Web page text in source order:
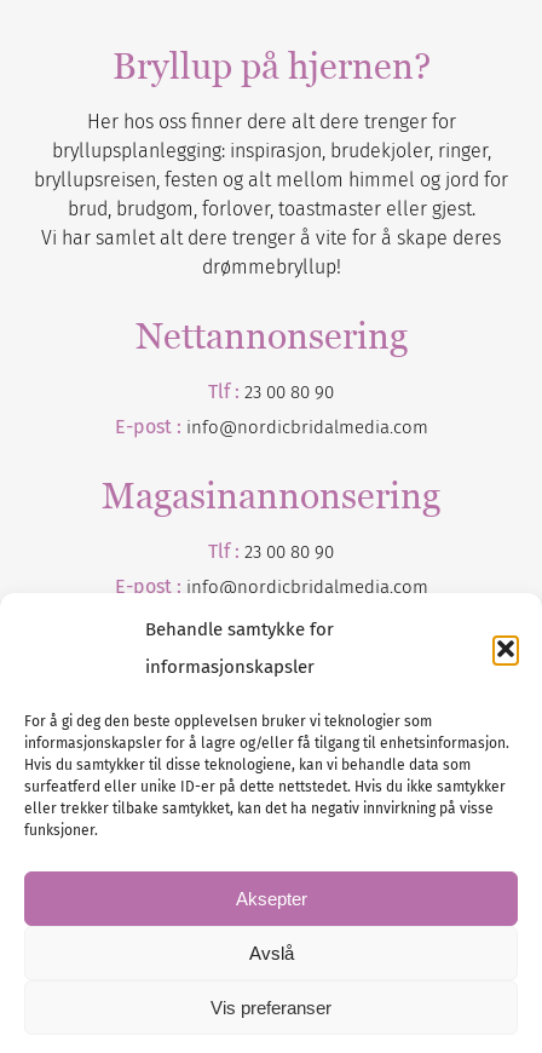
Behandle samtykke for
informasjonskapsler
For å gi deg den beste opplevelsen bruker vi teknologier som
informasjonskapsler for å lagre og/eller få tilgang til enhetsinformasjon.
Hvis du samtykker til disse teknologiene, kan vi behandle data som
surfeatferd eller unike ID-er på dette nettstedet. Hvis du ikke samtykker
eller trekker tilbake samtykket, kan det ha negativ innvirkning på visse
funksjoner.
Aksepter
Avslå
Vis preferanser
Bryllup på hjernen?
Her hos oss finner dere alt dere trenger for
bryllupsplanlegging: inspirasjon, brudekjoler, ringer,
bryllupsreisen, festen og alt mellom himmel og jord for
brud, brudgom, forlover, toastmaster eller gjest.
Vi har samlet alt dere trenger å vite for å skape deres
drømmebryllup!
Nettannonsering
Tlf : 23 00 80 90
E-post : info@nordicbridalmedia.com
Magasinannonsering
Tlf : 23 00 80 90
E-post : info@nordicbridalmedia.com
Tlf :23 00 80 90
© All rights reserved.
VAT: NO911740648